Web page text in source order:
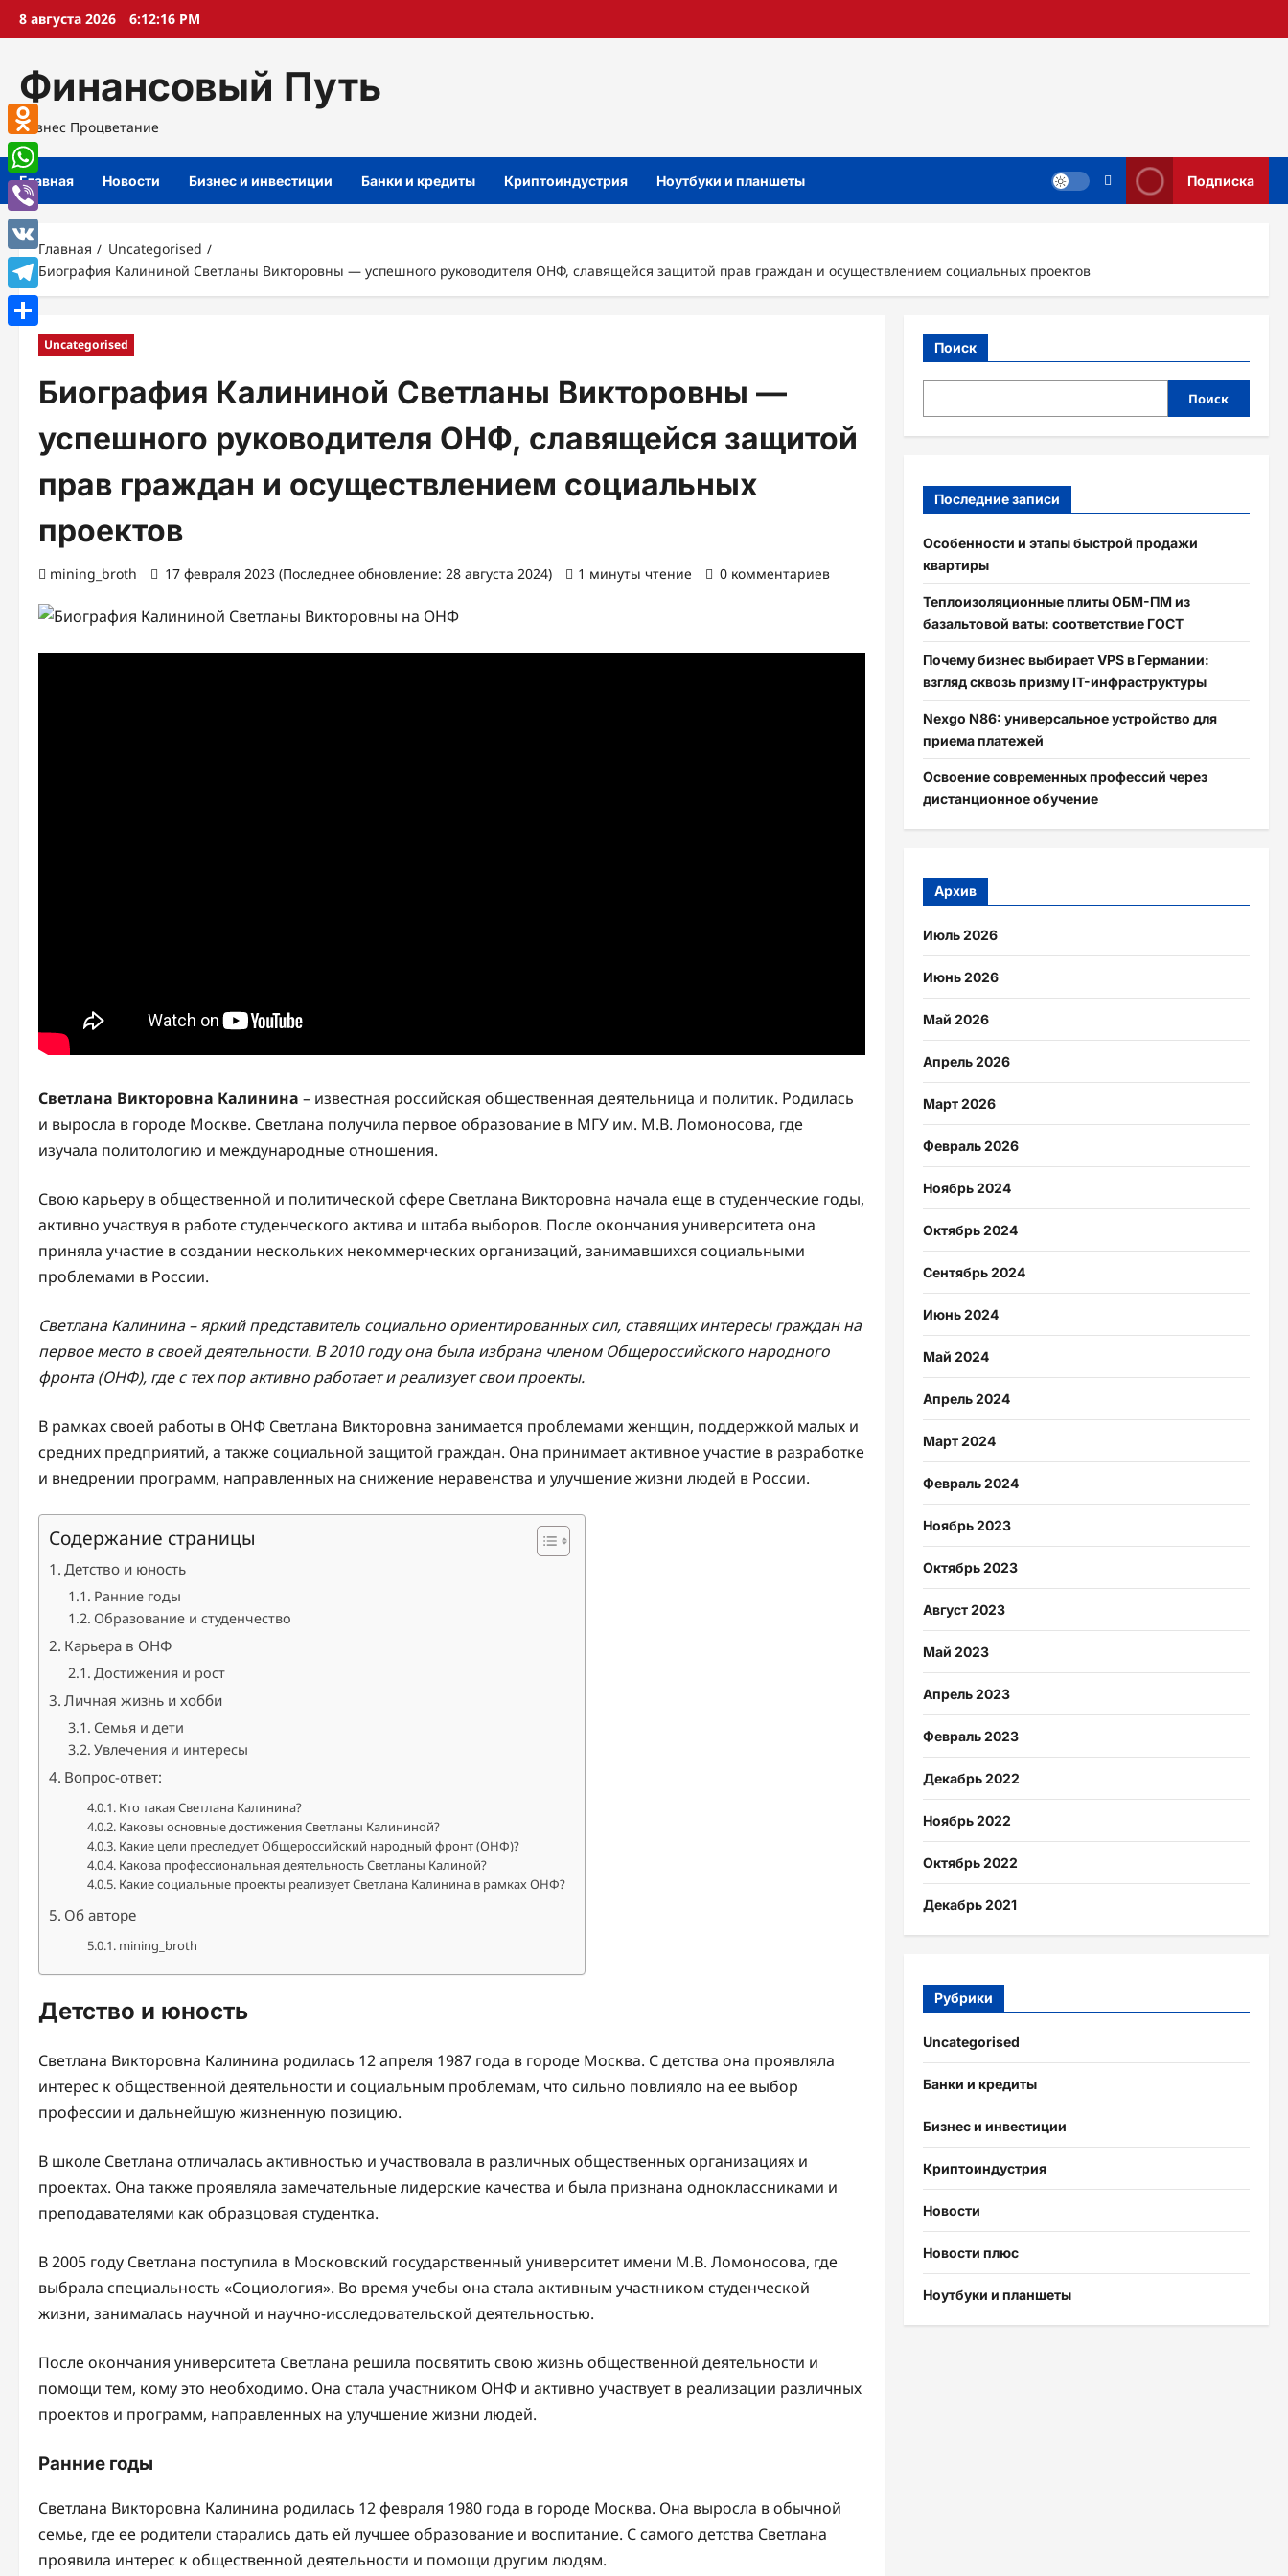
Перейти
8 августа 2026 6:12:17 PM
Финансовый Путь
Бизнес Процветание
Главная Новости Бизнес и инвестиции Банки и кредиты Криптоиндустрия Ноутбуки и планшеты Подписка
Главная
Uncategorised
Биография Калининой Светланы Викторовны — успешного руководителя ОНФ, славящейся защитой прав граждан и осуществлением социальных проектов
Uncategorised
Биография Калининой Светланы Викторовны —
успешного руководителя ОНФ, славящейся защитой
прав граждан и осуществлением социальных
проектов
mining_broth 17 февраля 2023 (Последнее обновление: 28 августа 2024) 1 минуты чтение 0 комментариев
Светлана Викторовна Калинина – известная российская общественная деятельница и политик. Родилась
и выросла в городе Москве. Светлана получила первое образование в МГУ им. М.В. Ломоносова, где
изучала политологию и международные отношения.
Свою карьеру в общественной и политической сфере Светлана Викторовна начала еще в студенческие годы,
активно участвуя в работе студенческого актива и штаба выборов. После окончания университета она
приняла участие в создании нескольких некоммерческих организаций, занимавшихся социальными
проблемами в России.
Светлана Калинина – яркий представитель социально ориентированных сил, ставящих интересы граждан на
первое место в своей деятельности. В 2010 году она была избрана членом Общероссийского народного
фронта (ОНФ), где с тех пор активно работает и реализует свои проекты.
В рамках своей работы в ОНФ Светлана Викторовна занимается проблемами женщин, поддержкой малых и
средних предприятий, а также социальной защитой граждан. Она принимает активное участие в разработке
и внедрении программ, направленных на снижение неравенства и улучшение жизни людей в России.
Содержание страницы
Детство и юность
Ранние годы
Образование и студенчество
Карьера в ОНФ
Достижения и рост
Личная жизнь и хобби
Семья и дети
Увлечения и интересы
Вопрос-ответ:
Кто такая Светлана Калинина?
Каковы основные достижения Светланы Калининой?
Какие цели преследует Общероссийский народный фронт (ОНФ)?
Какова профессиональная деятельность Светланы Калиной?
Какие социальные проекты реализует Светлана Калинина в рамках ОНФ?
Об авторе
mining_broth
Детство и юность
Светлана Викторовна Калинина родилась 12 апреля 1987 года в городе Москва. С детства она проявляла
интерес к общественной деятельности и социальным проблемам, что сильно повлияло на ее выбор
профессии и дальнейшую жизненную позицию.
В школе Светлана отличалась активностью и участвовала в различных общественных организациях и
проектах. Она также проявляла замечательные лидерские качества и была признана одноклассниками и
преподавателями как образцовая студентка.
В 2005 году Светлана поступила в Московский государственный университет имени М.В. Ломоносова, где
выбрала специальность «Социология». Во время учебы она стала активным участником студенческой
жизни, занималась научной и научно-исследовательской деятельностью.
После окончания университета Светлана решила посвятить свою жизнь общественной деятельности и
помощи тем, кому это необходимо. Она стала участником ОНФ и активно участвует в реализации различных
проектов и программ, направленных на улучшение жизни людей.
Ранние годы
Светлана Викторовна Калинина родилась 12 февраля 1980 года в городе Москва. Она выросла в обычной
семье, где ее родители старались дать ей лучшее образование и воспитание. С самого детства Светлана
проявила интерес к общественной деятельности и помощи другим людям.
Поиск
Поиск
Последние записи
Особенности и этапы быстрой продажи
квартиры
Теплоизоляционные плиты ОБМ-ПМ из
базальтовой ваты: соответствие ГОСТ
Почему бизнес выбирает VPS в Германии:
взгляд сквозь призму IT-инфраструктуры
Nexgo N86: универсальное устройство для
приема платежей
Освоение современных профессий через
дистанционное обучение
Архив
Июль 2026
Июнь 2026
Май 2026
Апрель 2026
Март 2026
Февраль 2026
Ноябрь 2024
Октябрь 2024
Сентябрь 2024
Июнь 2024
Май 2024
Апрель 2024
Март 2024
Февраль 2024
Ноябрь 2023
Октябрь 2023
Август 2023
Май 2023
Апрель 2023
Февраль 2023
Декабрь 2022
Ноябрь 2022
Октябрь 2022
Декабрь 2021
Рубрики
Uncategorised
Банки и кредиты
Бизнес и инвестиции
Криптоиндустрия
Новости
Новости плюс
Ноутбуки и планшеты
Odnoklassniki
WhatsApp
Viber
VK
Telegram
Отправить